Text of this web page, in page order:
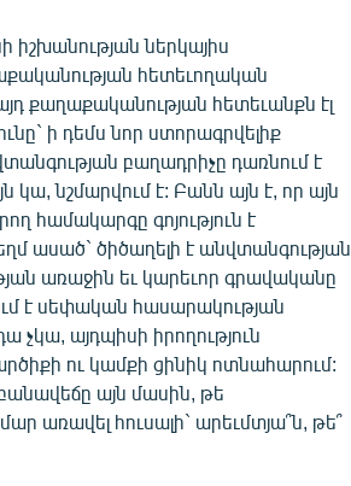
իշխանության ներկայիս
հետեւողական
քաղաքականության հետեւանքն էլ
ի դեմս նոր ստորագրվելիք
բաղադրիչը դառնում է
նշմարվում է: Բանն այն է, որ այն
համակարգը գոյություն է
ասած` ծիծաղելի է անվտանգության
առաջին եւ կարեւոր գրավականը
է սեփական հասարակության
այդպիսի իրողություն
ու կամքի ցինիկ ոտնահարում:
բանավեճը այն մասին, թե
առավել հուսալի` արեւմտյա՞ն, թե՞